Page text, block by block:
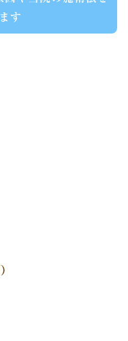
す